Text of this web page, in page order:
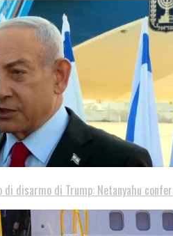
di disarmo di Trump: Netanyahu